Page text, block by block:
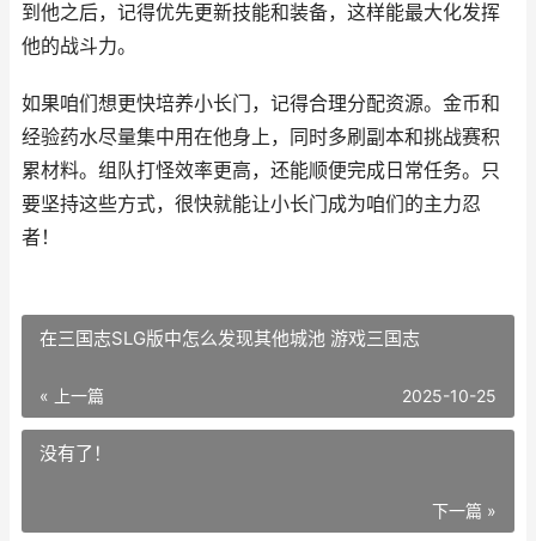
到他之后，记得优先更新技能和装备，这样能最大化发挥
他的战斗力。
如果咱们想更快培养小长门，记得合理分配资源。金币和
经验药水尽量集中用在他身上，同时多刷副本和挑战赛积
累材料。组队打怪效率更高，还能顺便完成日常任务。只
要坚持这些方式，很快就能让小长门成为咱们的主力忍
者！
在三国志SLG版中怎么发现其他城池 游戏三国志
« 上一篇 2025-10-25
没有了！
下一篇 »